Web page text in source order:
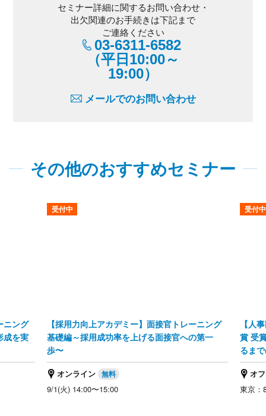
セミナー詳細に関するお問い合わせ・
出欠関連のお手続きは下記まで
ご連絡ください
03-6311-6582
（平日10:00～
19:00）
メールでのお問い合わせ
その他のおすすめセミナー
ニング
成を実
受付中
【採用力向上アカデミー】面接官トレーニング
基礎編～採用成功率を上げる面接官への第一
歩〜
オンライン
9/1(火) 14:00〜15:00
受付中
【人
賞 受
るま
オ
東京：